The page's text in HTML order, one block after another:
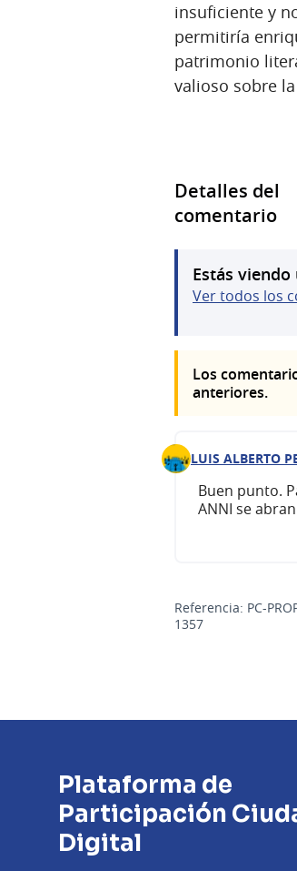
insuficiente y
permitiría
patrimonio
valioso sobre
Detalles del
comentario
Estás
Ver todos los
Los
anteriores.
Comentario 699
LUIS ALBERTO
Buen punto.
ANNI se
Referencia: PC-
1357
Plataforma de
Participación
Digital